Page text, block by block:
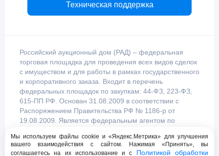
Техническая поддержка
Российский аукционный дом (РАД) – федеральная
торговая площадка для проведения всех видов сделок
с имуществом и для работы в рамках государственного
и корпоративного заказа. Входит в перечень
федеральных площадок по закупкам: 44-ФЗ, 223-ФЗ,
615-ПП РФ. Основан 31.08.2009 в соответствии с
Распоряжением Правительства РФ № 1186-р от
19.08.2009. Является федеральным агентом по
Правительством Российской Федерации.
Мы используем файлы cookie и «Яндекс.Метрика» для улучшения
вашего взаимодействия с сайтом. Нажимая «Принять», вы
соглашаетесь на их использование и с Политикой обработки